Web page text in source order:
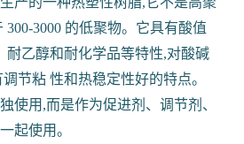
3000 的低聚物。它具有酸值
耐乙醇和耐化学品等特性,对酸碱
节粘 性和热稳定性好的特点。
使用,而是作为促进剂、调节剂、
起使用。